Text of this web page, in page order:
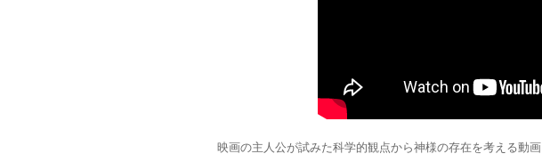
映画の主人公が試みた科学的観点から神様の存在を考える動画